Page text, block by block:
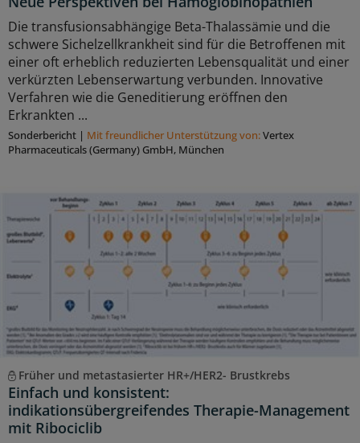
Die transfusionsabhängige Beta-Thalassämie und die
schwere Sichelzellkrankheit sind für die Betroffenen mit
einer oft erheblich reduzierten Lebensqualität und einer
verkürzten Lebenserwartung verbunden. Innovative
Verfahren wie die Geneditierung eröffnen den
Erkrankten ...
Sonderbericht | Mit freundlicher Unterstützung von:Vertex
Pharmaceuticals (Germany) GmbH, München
Früher und metastasierter HR+/HER2- Brustkrebs
Einfach und konsistent:
indikationsübergreifendes Therapie-Management
mit Ribociclib